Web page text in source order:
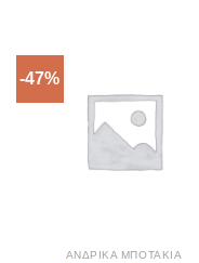
-47%
ΑΝΔΡΙΚΆ ΜΠΟΤΆΚΙΑ